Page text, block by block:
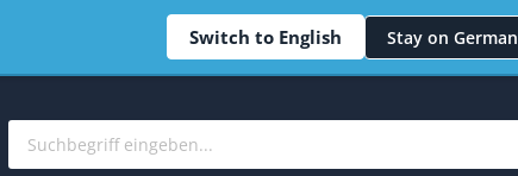
Switch to English Stay on German